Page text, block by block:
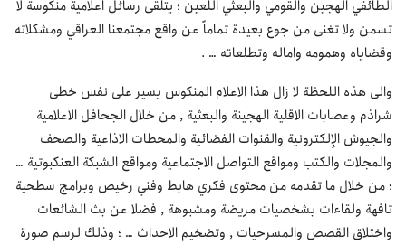
الطائفي الهجين والقومي والبعثي اللعين ؛ يتلقى رسائل اعلامية منكوسة لا
تسمن ولا تغنى من جوع بعيدة تماماً عن واقع مجتمعنا العراقي ومشكلاته
وقضاياه وهمومه واماله وتطلعاته … .
والى هذه اللحظة لا زال هذا الاعلام المنكوس يسير على نفس خطى
شراذم وعصابات الاقلية الهجينة والبعثية , من خلال الجحافل الاعلامية
والجيوش الإلكترونية والقنوات الفضائية والمحطات الاذاعية والصحف
والمجلات والكتب ومواقع التواصل الاجتماعية ومواقع الشبكة العنكبوتية …
؛ من خلال ما تقدمه من محتوى فكري هابط وفني رخيص وبرامج سطحية
تافهة ولقاءات بشخصيات مريضة ومشبوهة , فضلا عن بث الشائعات
واختلاق القصص والمسرحيات , وتضخيم الاحداث … ؛ وذلك لرسم صورة